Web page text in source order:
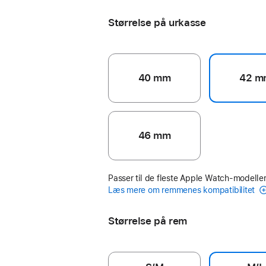
Størrelse på urkasse
40 mm 42
46 mm
Passer til de fleste Apple Watch-
Læs mere om remmenes kompatibilitet
Størrelse på rem